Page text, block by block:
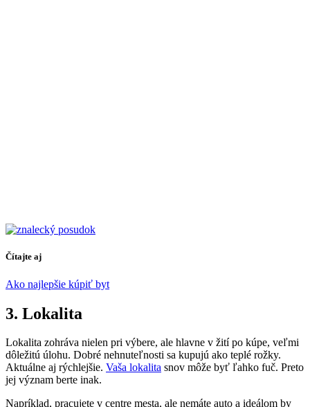
Čítajte aj
Ako najlepšie kúpiť byt
3. Lokalita
Lokalita zohráva nielen pri výbere, ale hlavne v žití po kúpe, veľmi
dôležitú úlohu. Dobré nehnuteľnosti sa kupujú ako teplé rožky.
Aktuálne aj rýchlejšie. Vaša lokalita snov môže byť ľahko fuč. Preto
jej význam berte inak.
Napríklad, pracujete v centre mesta, ale nemáte auto a ideálom by